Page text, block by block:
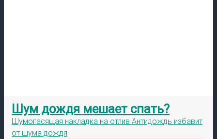
Шум дождя мешает спать?
Шумогасящая накладка на отлив Антидождь избавит
от шума дождя